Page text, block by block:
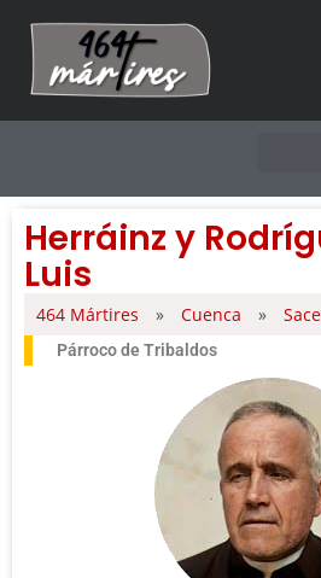
Herráinz y
Luis
464 Mártires » Cuenca »
Párroco de Tribaldos